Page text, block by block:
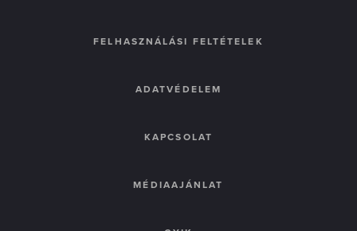
FELHASZNÁLÁSI FELTÉTELEK
ADATVÉDELEM
KAPCSOLAT
MÉDIAAJÁNLAT